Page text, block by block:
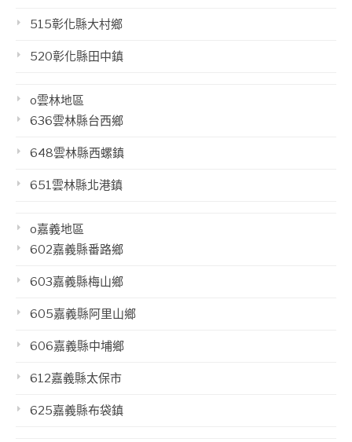
515彰化縣大村鄉
520彰化縣田中鎮
o雲林地區
636雲林縣台西鄉
648雲林縣西螺鎮
651雲林縣北港鎮
o嘉義地區
602嘉義縣番路鄉
603嘉義縣梅山鄉
605嘉義縣阿里山鄉
606嘉義縣中埔鄉
612嘉義縣太保市
625嘉義縣布袋鎮